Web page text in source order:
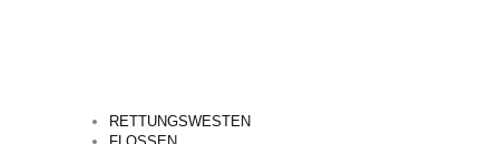
RETTUNGSWESTEN